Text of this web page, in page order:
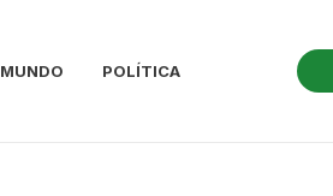
MUNDO POLÍTICA